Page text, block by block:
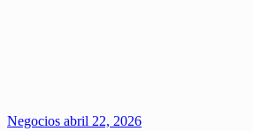
Negocios abril 22, 2026